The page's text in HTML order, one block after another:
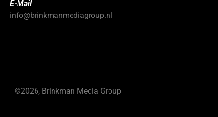
E-Mail
info@brinkmanmediagroup.nl
©2026, Brinkman Media Group